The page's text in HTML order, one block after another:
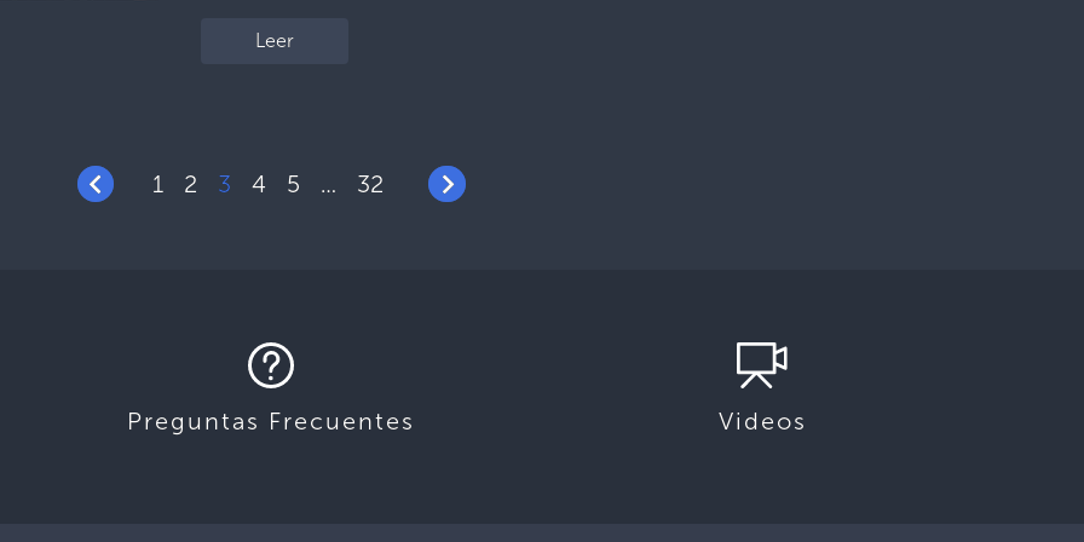
Leer
1 2 3 4 5 … 32
Preguntas Frecuentes Videos